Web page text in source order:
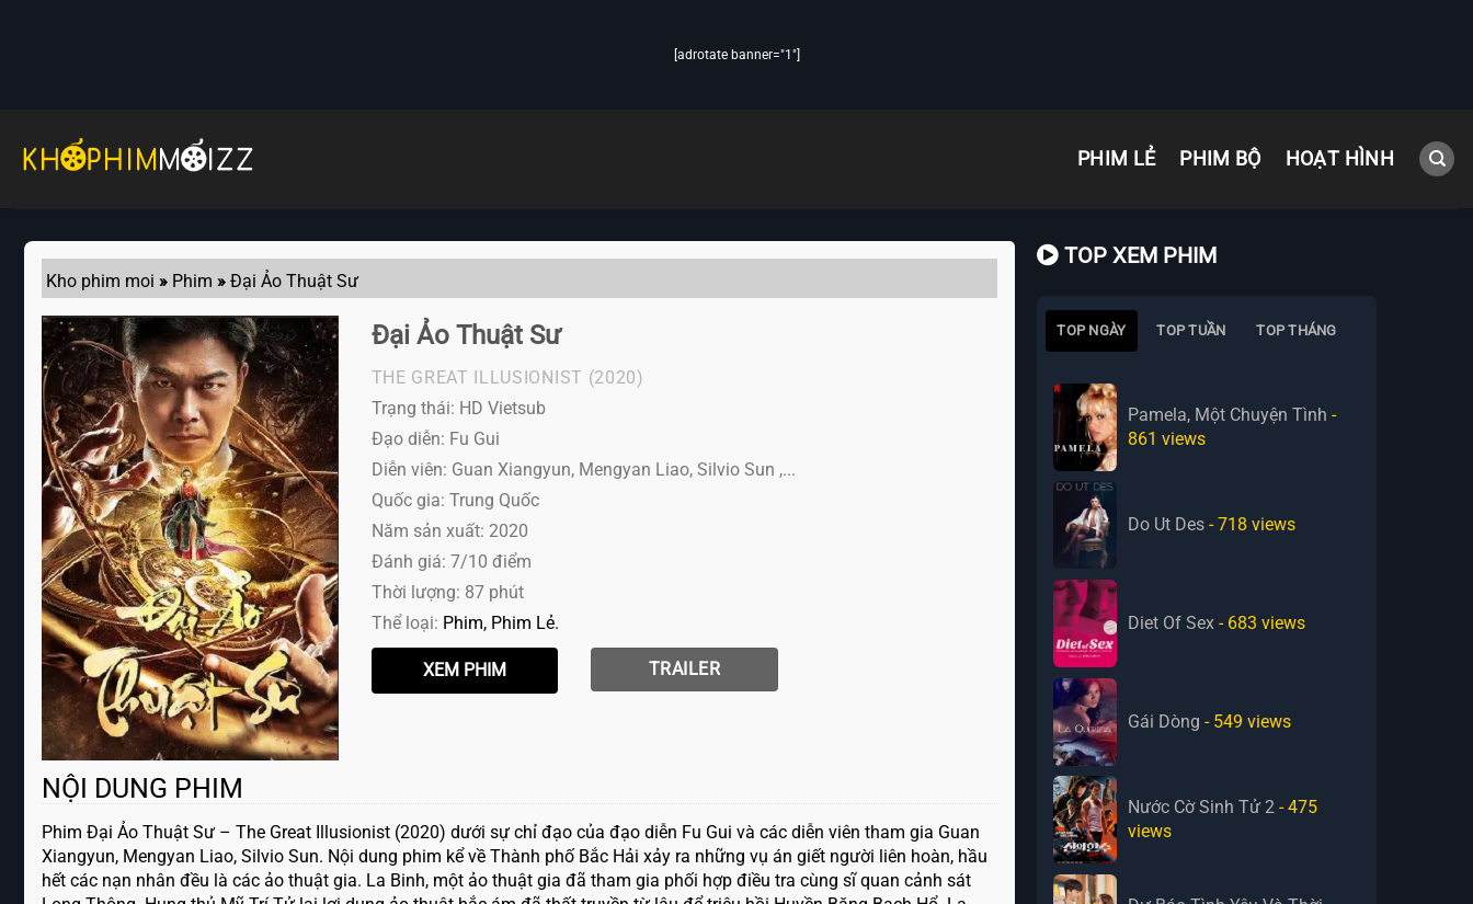
[adrotate banner="1"]
PHIM LẺ PHIM BỘ HOẠT HÌNH
Kho phim moi » Phim » Đại Ảo Thuật Sư
Đại Ảo Thuật Sư
THE GREAT ILLUSIONIST (2020)
Trạng thái: HD Vietsub
Đạo diễn: Fu Gui
Diễn viên: Guan Xiangyun, Mengyan Liao, Silvio Sun ,...
Quốc gia: Trung Quốc
Năm sản xuất: 2020
Đánh giá: 7/10 điểm
Thời lượng: 87 phút
Thể loại: Phim Phim Lẻ
TRAILER
NỘI DUNG PHIM
Phim Đại Ảo Thuật Sư – The Great Illusionist (2020) dưới sự chỉ đạo của đạo diễn Fu Gui và các diễn viên tham gia Guan
Xiangyun, Mengyan Liao, Silvio Sun. Nội dung phim kể về Thành phố Bắc Hải xảy ra những vụ án giết người liên hoàn, hầu
hết các nạn nhân đều là các ảo thuật gia. La Binh, một ảo thuật gia đã tham gia phối hợp điều tra cùng sĩ quan cảnh sát
TOP XEM PHIM
TOP NGÀY TOP TUẦN TOP THÁNG
Pamela, Một Chuyện Tình -
861 views
Do Ut Des - 718 views
Diet Of Sex - 683 views
Gái Dòng - 549 views
Nước Cờ Sinh Tử 2 - 475
views